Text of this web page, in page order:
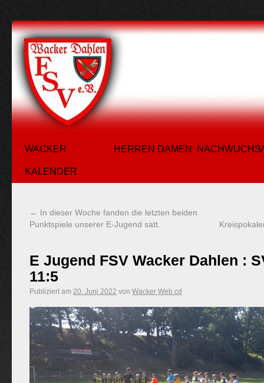
WACKER
KALENDER
HERREN DAMEN NACHWUCHS
← In dieser Woche fanden die letzten beiden
Punktspiele unserer E-Jugend satt.
E Jugend FSV Wacker Dahlen :
11:5
Publiziert am 20. Juni 2022 von Wacker Web cd